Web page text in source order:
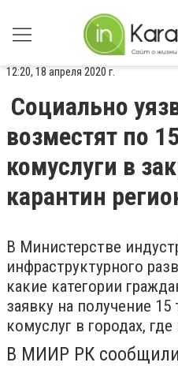
12:20, 18 апреля 2020 г.
Социально
возместят по
комуслуги в
карантин
В Министерстве
инфраструктурного
какие категории
заявку на получение
комуслуг в городах,
В МИИР РК